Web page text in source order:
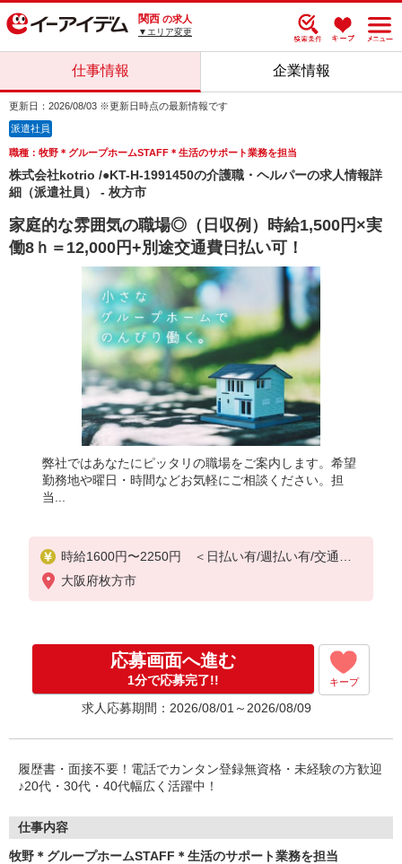
関西 の求人
▼エリア変更
仕事情報 企業情報
更新日：2026/08/03 ※更新日時点の最新情報です
派遣社員
職種：牧野＊グループホームSTAFF＊生活のサポート業務を担当
株式会社kotrio /●KT-H-1991450の介護職・ヘルパーの求人情報詳
細（派遣社員） - 枚方市
家庭的な雰囲気の職場◎（日収例）時給1,500円×実
働8ｈ＝12,000円+別途交通費日払い可！
弊社ではあなたにピッタリの職場をご案内します。希望
勤務地や曜日・時間などお気軽にご相談ください。担
当...
時給1600円〜2250円 ＜日払い有/週払い有/交通費
全支給(ガソリン代含む)＞
大阪府枚方市
応募画面へ進む
1分で応募完了!! キープ
求人応募期間：2026/08/01～2026/08/09
履歴書・面接不要！電話でカンタン登録無資格・未経験の方歓迎
♪20代・30代・40代幅広く活躍中！
仕事内容
牧野＊グループホームSTAFF＊生活のサポート業務を担当